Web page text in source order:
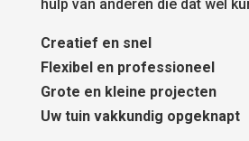
hulp van anderen die dat wel
Creatief en snel
Flexibel en professioneel
Grote en kleine projecten
Uw tuin vakkundig opgeknapt